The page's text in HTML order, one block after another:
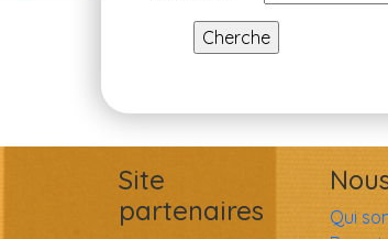
Site
partenaires
Qui